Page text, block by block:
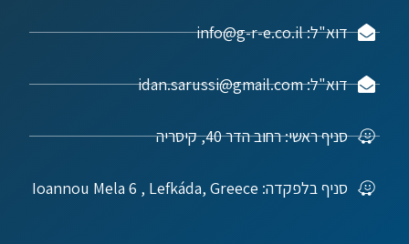
דוא"ל: info@g-r-e.co.il
דוא"ל: idan.sarussi@gmail.com
סניף ראשי: רחוב הדר 40, קיסריה
סניף בלפקדה: Ioannou Mela 6 , Lefkáda, Greece